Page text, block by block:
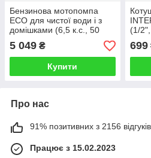
Бензинова мотопомпа
ECO для чистої води і з
домішками (6,5 к.с., 50
мм, до 30 м, 700 л/хв, 196
куб.см, 4-тактний)
5 049 ₴
Купити
(1/
699
Про нас
91% позитивних з 2156
Працює з 15.02.2023